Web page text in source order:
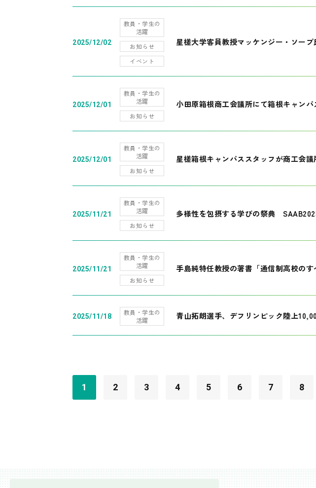
2025/12/02
教員・学生の
活躍
お知らせ
イベント
星槎大学客員教授マッケンジー・ソー
2025/12/01
教員・学生の
活躍
お知らせ
小田原箱根商工会議所にて箱根キャン
2025/12/01
教員・学生の
活躍
お知らせ
星槎箱根キャンパススタッフが商工会議
2025/11/21
教員・学生の
活躍
お知らせ
多様性を包摂する学びの祭典
2025/11/21
教員・学生の
活躍
お知らせ
手島純特任教授の著書「通信制高校の
2025/11/18
教員・学生の
活躍
青山拓朗選手、デフリンピック陸上
1 2 3 4 5 6 7 8